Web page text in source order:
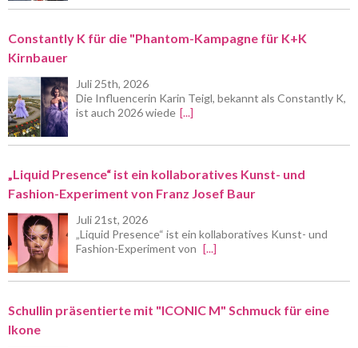
Constantly K für die "Phantom-Kampagne für K+K
Kirnbauer
Juli 25th, 2026
Die Influencerin Karin Teigl, bekannt als Constantly K,
ist auch 2026 wiede [...]
„Liquid Presence“ ist ein kollaboratives Kunst- und
Fashion-Experiment von Franz Josef Baur
Juli 21st, 2026
„Liquid Presence“ ist ein kollaboratives Kunst- und
Fashion-Experiment von
[...]
Schullin präsentierte mit "ICONIC M" Schmuck für eine
Ikone